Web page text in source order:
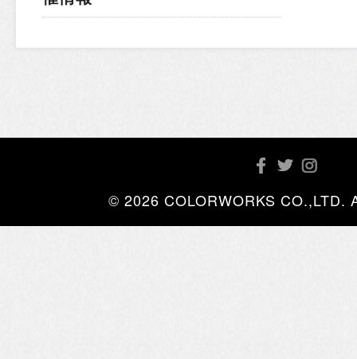
© 2026 COLORWORKS CO.,LTD.